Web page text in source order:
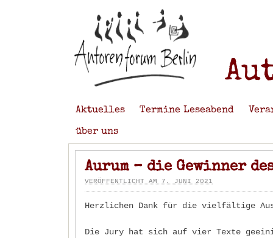
Aktuelles Termine Leseabend
über uns
Aurum – die Gewinner
VERÖFFENTLICHT AM 7. JUNI 2021
Herzlichen Dank für die vielfältige
Die Jury hat sich auf vier Texte